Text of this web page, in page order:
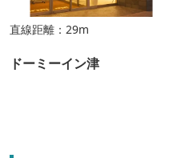
直線距離：29m
ドーミーイン津